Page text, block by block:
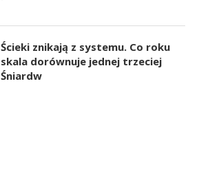
Ścieki znikają z systemu. Co roku
skala dorównuje jednej trzeciej
Śniardw